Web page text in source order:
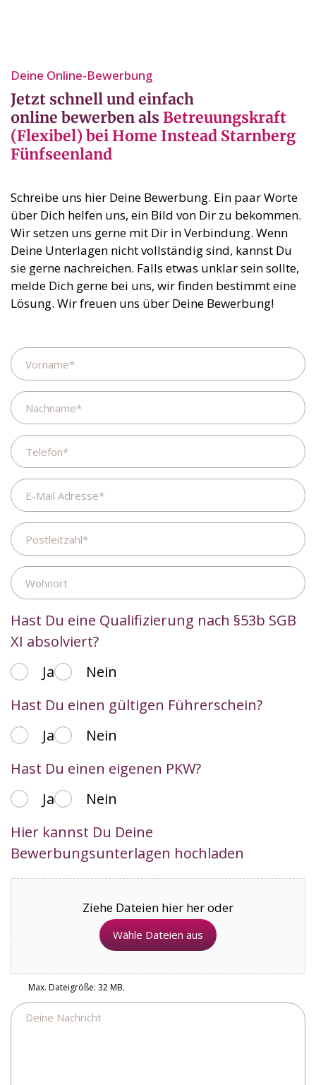
Deine Online-Bewerbung⁣
Jetzt schnell und einfach
online bewerben als Betreuungskraft
(Flexibel) bei Home Instead Starnberg
Fünfseenland
Schreibe uns hier Deine Bewerbung. Ein paar Worte
über Dich helfen uns, ein Bild von Dir zu bekommen.
Wir setzen uns gerne mit Dir in Verbindung. Wenn
Deine Unterlagen nicht vollständig sind, kannst Du
sie gerne nachreichen. Falls etwas unklar sein sollte,
melde Dich gerne bei uns, wir finden bestimmt eine
Lösung. Wir freuen uns über Deine Bewerbung!
Name
Nachname
Telefon
E-
Mail
Adresse
Postleitzahl
Wohnort
Hast Du eine Qualifizierung nach §53b SGB
XI absolviert?
Ja
Nein
Hast Du einen gültigen Führerschein?
Ja
Nein
Hast Du einen eigenen PKW?
Ja
Nein
Hier kannst Du Deine
Bewerbungsunterlagen hochladen
Ziehe Dateien hier her oder
Wähle Dateien aus
Max. Dateigröße: 32 MB.
Nachricht